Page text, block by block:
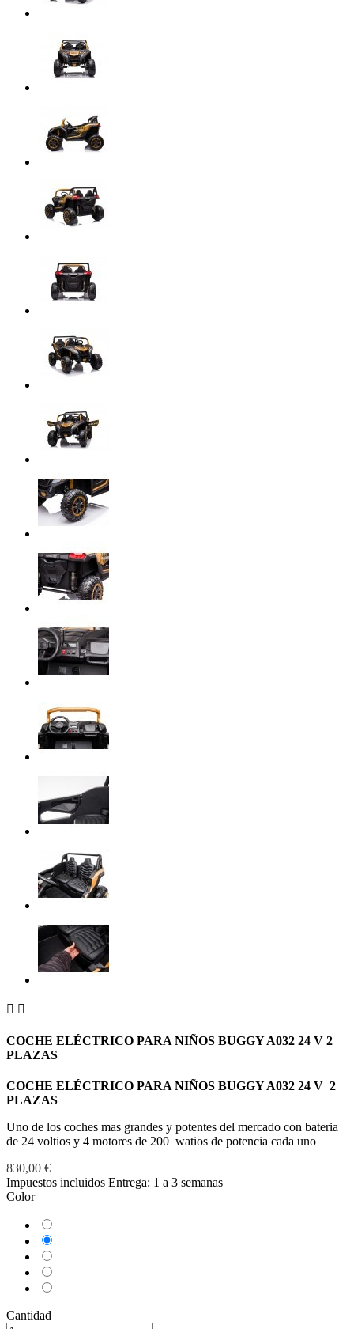
 
COCHE ELÉCTRICO PARA NIÑOS BUGGY A032 24 V 2
PLAZAS
COCHE ELÉCTRICO PARA NIÑOS BUGGY A032 24 V 2
PLAZAS
Uno de los coches mas grandes y potentes del mercado con bateria
de 24 voltios y 4 motores de 200 watios de potencia cada uno
830,00 €
Impuestos incluidos Entrega: 1 a 3 semanas
Color
Cantidad